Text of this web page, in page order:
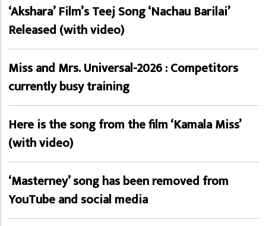
‘Akshara’ Film’s Teej Song ‘Nachau Barilai’
Released (with video)
Miss and Mrs. Universal-2026 : Competitors
currently busy training
Here is the song from the film ‘Kamala Miss’
(with video)
‘Masterney’ song has been removed from
YouTube and social media